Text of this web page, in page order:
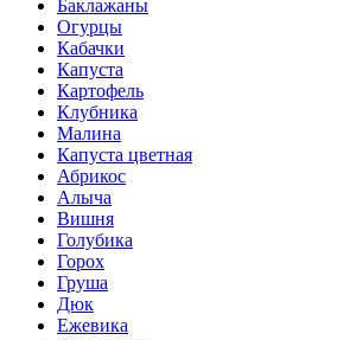
Баклажаны
Огурцы
Кабачки
Капуста
Картофель
Клубника
Малина
Капуста цветная
Абрикос
Алыча
Вишня
Голубика
Горох
Груша
Дюк
Ежевика